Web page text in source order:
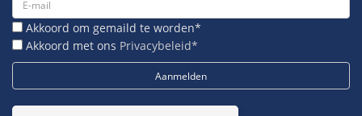
Akkoord om gemaild te worden*
Akkoord met ons Privacybeleid*